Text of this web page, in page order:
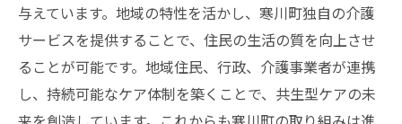
与えています。地域の特性を活かし、寒川町独自の介護
サービスを提供することで、住民の生活の質を向上させ
ることが可能です。地域住民、行政、介護事業者が連携
し、持続可能なケア体制を築くことで、共生型ケアの未